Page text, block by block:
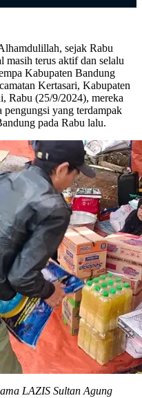
sejak Rabu
terus aktif dan selalu
Kabupaten Bandung
Kertasari, Kabupaten
Rabu (25/9/2024), mereka
pengungsi yang terdampak
pada Rabu lalu.
LAZIS Sultan Agung